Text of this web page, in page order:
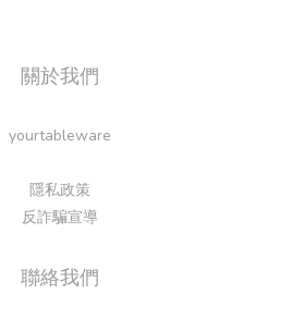
關於我們
yourtableware
隱私政策
反詐騙宣導
聯絡我們